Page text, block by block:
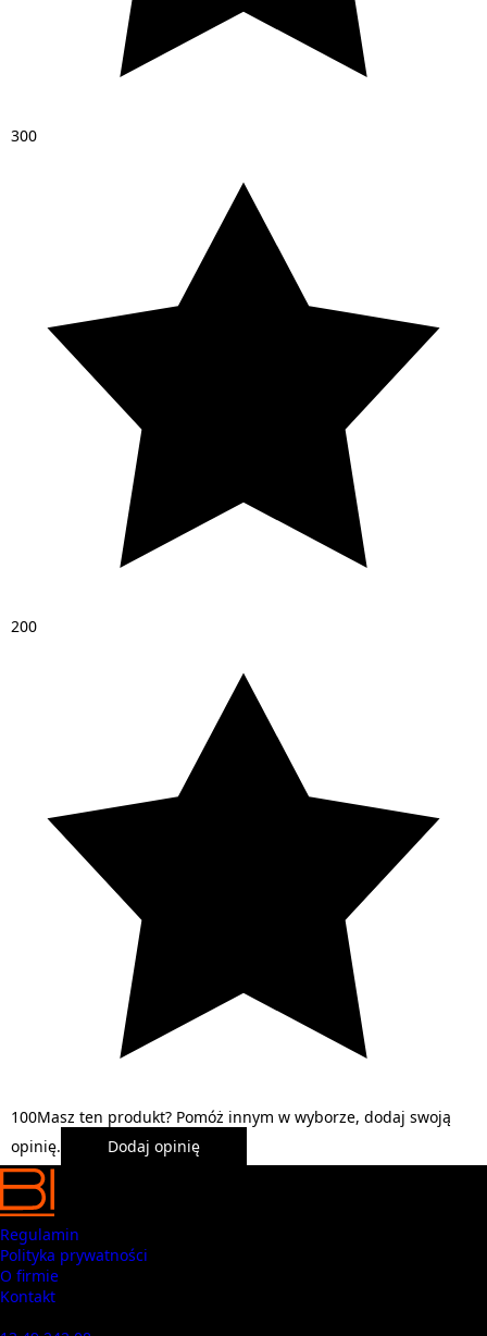
300
200
100Masz ten produkt? Pomóż innym w wyborze, dodaj swoją
opinię.
Dodaj opinię
Regulamin
Polityka prywatności
O firmie
Kontakt